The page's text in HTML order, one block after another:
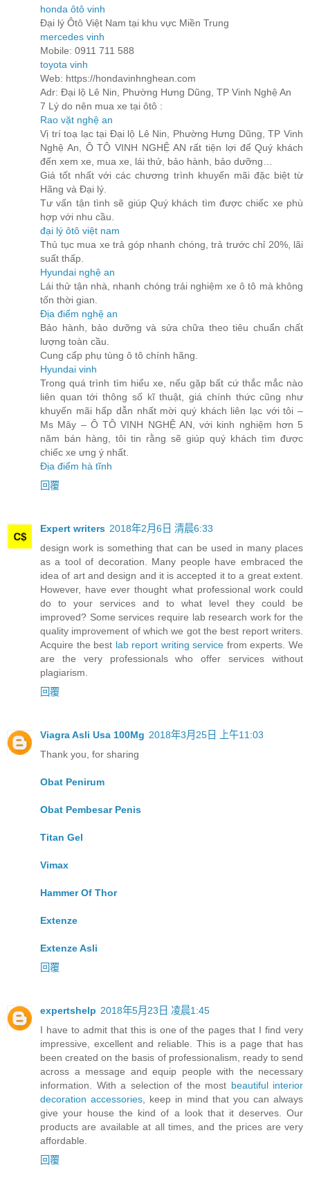
honda ôtô vinh
Đại lý Ôtô Việt Nam tại khu vực Miền Trung
mercedes vinh
Mobile: 0911 711 588
toyota vinh
Web: https://hondavinhnghean.com
Adr: Đại lộ Lê Nin, Phường Hưng Dũng, TP Vinh Nghệ An
7 Lý do nên mua xe tại ôtô :
Rao vặt nghệ an
Vị trí toạ lạc tại Đại lộ Lê Nin, Phường Hưng Dũng, TP Vinh
Nghệ An, Ô TÔ VINH NGHỆ AN rất tiện lợi để Quý khách
đến xem xe, mua xe, lái thử, bảo hành, bảo dưỡng…
Giá tốt nhất với các chương trình khuyến mãi đặc biệt từ
Hãng và Đại lý.
Tư vấn tận tình sẽ giúp Quý khách tìm được chiếc xe phù
hợp với nhu cầu.
đại lý ôtô việt nam
Thủ tục mua xe trả góp nhanh chóng, trả trước chỉ 20%, lãi
suất thấp.
Hyundai nghệ an
Lái thử tận nhà, nhanh chóng trải nghiệm xe ô tô mà không
tốn thời gian.
Địa điểm nghệ an
Bảo hành, bảo dưỡng và sửa chữa theo tiêu chuẩn chất
lượng toàn cầu.
Cung cấp phụ tùng ô tô chính hãng.
Hyundai vinh
Trong quá trình tìm hiểu xe, nếu gặp bất cứ thắc mắc nào
liên quan tới thông số kĩ thuật, giá chính thức cũng như
khuyến mãi hấp dẫn nhất mời quý khách liên lạc với tôi –
Ms Mây – Ô TÔ VINH NGHỆ AN, với kinh nghiệm hơn 5
năm bán hàng, tôi tin rằng sẽ giúp quý khách tìm được
chiếc xe ưng ý nhất.
Địa điểm hà tĩnh
回覆
Expert writers 2018年2月6日 清晨6:33
design work is something that can be used in many places
as a tool of decoration. Many people have embraced the
idea of art and design and it is accepted it to a great extent.
However, have ever thought what professional work could
do to your services and to what level they could be
improved? Some services require lab research work for the
quality improvement of which we got the best report writers.
Acquire the best lab report writing service from experts. We
are the very professionals who offer services without
plagiarism.
回覆
Viagra Asli Usa 100Mg 2018年3月25日 上午11:03
Thank you, for sharing
Obat Penirum
Obat Pembesar Penis
Titan Gel
Vimax
Hammer Of Thor
Extenze
Extenze Asli
回覆
expertshelp 2018年5月23日 凌晨1:45
I have to admit that this is one of the pages that I find very
impressive, excellent and reliable. This is a page that has
been created on the basis of professionalism, ready to send
across a message and equip people with the necessary
information. With a selection of the most beautiful interior
decoration accessories , keep in mind that you can always
give your house the kind of a look that it deserves. Our
products are available at all times, and the prices are very
affordable.
回覆